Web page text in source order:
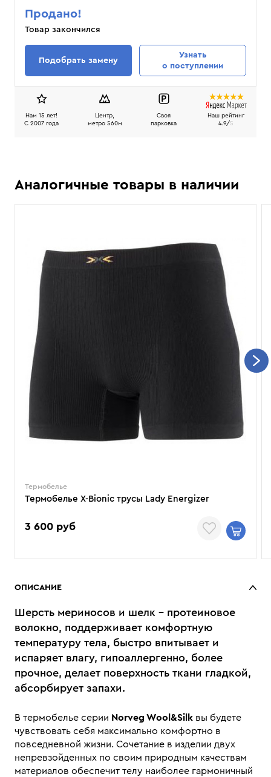
Продано!
Товар закончился
Подобрать замену
Узнать
о поступлении
Нам 15 лет!
C 2007 года
Центр,
метро 560м
Своя
парковка
Наш рейтинг
4.9/5
Аналогичные товары в наличии
Термобелье
Термобелье X-Bionic трусы Lady Energizer
3 600 руб
ОПИСАНИЕ
Шерсть мериносов и шелк - протеиновое
волокно, поддерживает комфортную
температуру тела, быстро впитывает и
испаряет влагу, гипоаллергенно, более
прочное, делает поверхность ткани гладкой,
абсорбирует запахи.
В термобелье серии Norveg Wool&Silk вы будете
чувствовать себя максимально комфортно в
повседневной жизни. Сочетание в изделии двух
непревзойденных по своим природным качествам
материалов обеспечит телу наиболее гармоничный